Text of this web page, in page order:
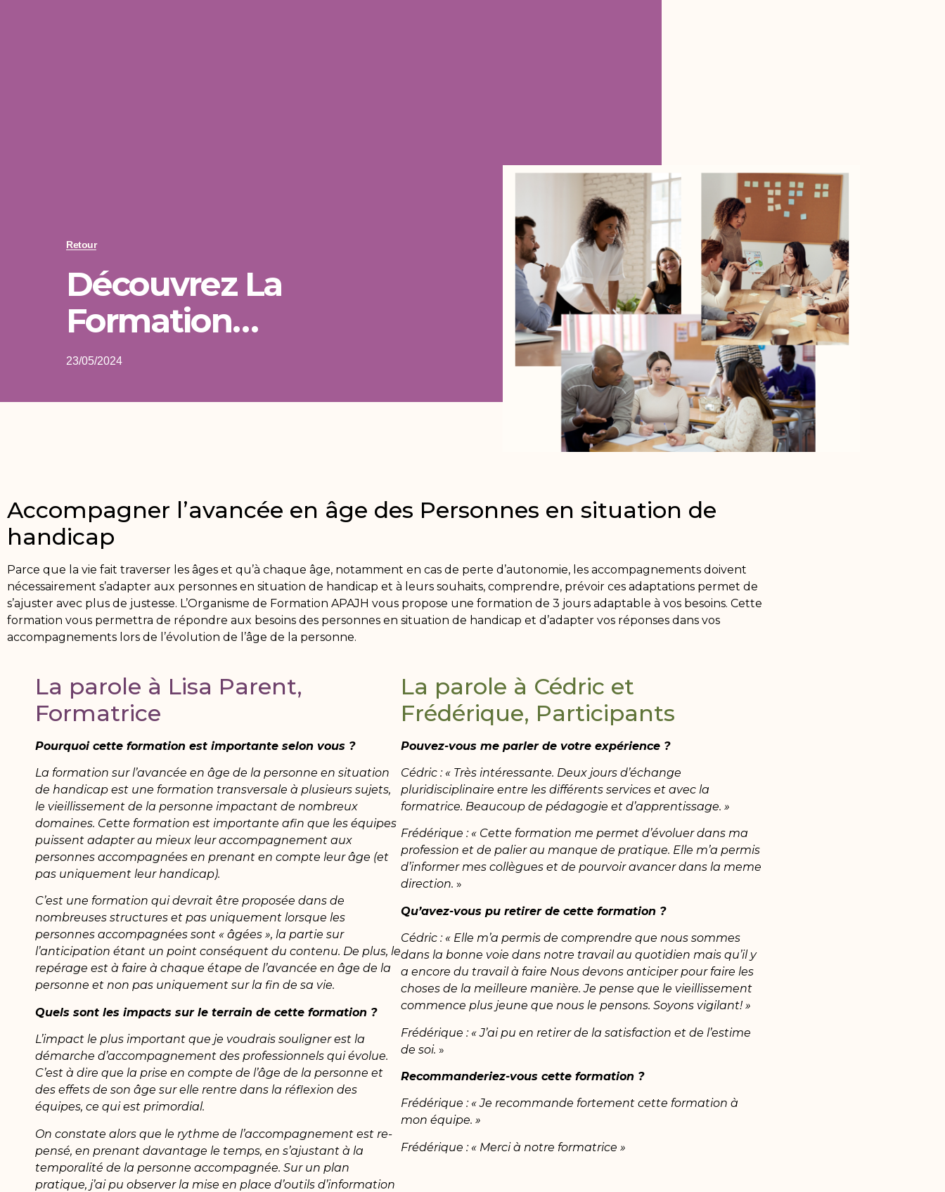
Retour
Découvrez La
Formation…
23/05/2024
Accompagner l’avancée en âge des Personnes en situation de
handicap
Parce que la vie fait traverser les âges et qu’à chaque âge, notamment en cas de perte d’autonomie, les accompagnements doivent
nécessairement s’adapter aux personnes en situation de handicap et à leurs souhaits, comprendre, prévoir ces adaptations permet de
s’ajuster avec plus de justesse. L’Organisme de Formation APAJH vous propose une formation de 3 jours adaptable à vos besoins. Cette
formation vous permettra de répondre aux besoins des personnes en situation de handicap et d’adapter vos réponses dans vos
accompagnements lors de l’évolution de l’âge de la personne.
La parole à Lisa Parent,
Formatrice
Pourquoi cette formation est importante selon vous ?
La formation sur l’avancée en âge de la personne en situation
de handicap est une formation transversale à plusieurs sujets,
le vieillissement de la personne impactant de nombreux
domaines. Cette formation est importante afin que les équipes
puissent adapter au mieux leur accompagnement aux
personnes accompagnées en prenant en compte leur âge (et
pas uniquement leur handicap).
C’est une formation qui devrait être proposée dans de
nombreuses structures et pas uniquement lorsque les
personnes accompagnées sont « âgées », la partie sur
l’anticipation étant un point conséquent du contenu. De plus, le
repérage est à faire à chaque étape de l’avancée en âge de la
personne et non pas uniquement sur la fin de sa vie.
Quels sont les impacts sur le terrain de cette formation ?
L’impact le plus important que je voudrais souligner est la
démarche d’accompagnement des professionnels qui évolue.
C’est à dire que la prise en compte de l’âge de la personne et
des effets de son âge sur elle rentre dans la réflexion des
équipes, ce qui est primordial.
On constate alors que le rythme de l’accompagnement est re-
pensé, en prenant davantage le temps, en s’ajustant à la
temporalité de la personne accompagnée. Sur un plan
pratique, j’ai pu observer la mise en place d’outils d’information
La parole à Cédric et
Frédérique, Participants
Pouvez-vous me parler de votre expérience ?
Cédric : « Très intéressante. Deux jours d’échange
pluridisciplinaire entre les différents services et avec la
formatrice. Beaucoup de pédagogie et d’apprentissage. »
Frédérique : « Cette formation me permet d’évoluer dans ma
profession et de palier au manque de pratique. Elle m’a permis
d’informer mes collègues et de pourvoir avancer dans la meme
direction. »
Qu’avez-vous pu retirer de cette formation ?
Cédric : « Elle m’a permis de comprendre que nous sommes
dans la bonne voie dans notre travail au quotidien mais qu’il y
a encore du travail à faire Nous devons anticiper pour faire les
choses de la meilleure manière. Je pense que le vieillissement
commence plus jeune que nous le pensons. Soyons vigilant! »
Frédérique : « J’ai pu en retirer de la satisfaction et de l’estime
de soi. »
Recommanderiez-vous cette formation ?
Frédérique : « Je recommande fortement cette formation à
mon équipe. »
Frédérique : « Merci à notre formatrice »